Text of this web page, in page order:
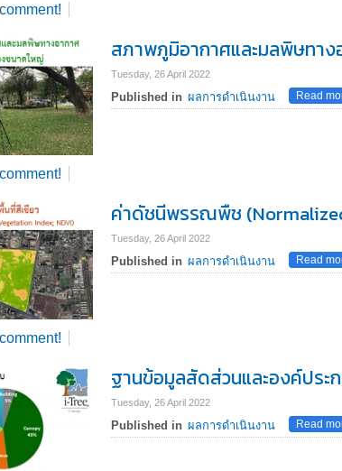
สภาพภูมิอากาศและมลพิษทาง
Tuesday, 26 April 2022
Published in ผลการดำเนินงาน Read
ค่าดัชนีพรรณพืช
Tuesday, 26 April 2022
Published in ผลการดำเนินงาน Read
ฐานข้อมูลสัดส่วนและองค์ประ
Tuesday, 26 April 2022
Published in ผลการดำเนินงาน Read